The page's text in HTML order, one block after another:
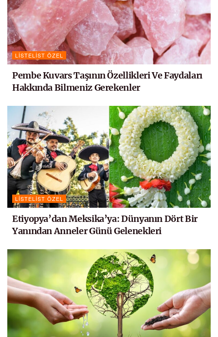
LISTELIST ÖZEL
Pembe Kuvars Taşının Özellikleri Ve Faydaları
Hakkında Bilmeniz Gerekenler
LISTELIST ÖZEL
Etiyopya’dan Meksika’ya: Dünyanın Dört Bir
Yanından Anneler Günü Gelenekleri